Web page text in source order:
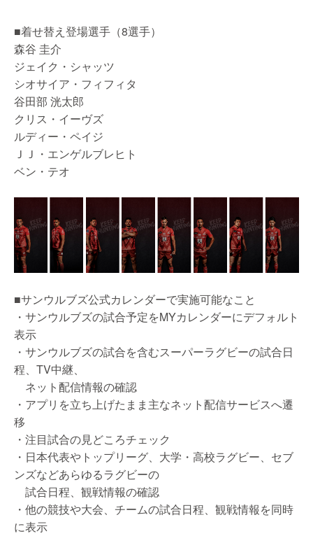
■着せ替え登場選手（8選手）
森谷 圭介
ジェイク・シャッツ
シオサイア・フィフィタ
谷田部 洸太郎
クリス・イーヴズ
ルディー・ペイジ
ＪＪ・エンゲルブレヒト
ベン・テオ
■サンウルブズ公式カレンダーで実施可能なこと
・サンウルブズの試合予定をMYカレンダーにデフォルト
表示
・サンウルブズの試合を含むスーパーラグビーの試合日
程、TV中継、
ネット配信情報の確認
・アプリを立ち上げたまま主なネット配信サービスへ遷
移
・注目試合の見どころチェック
・日本代表やトップリーグ、大学・高校ラグビー、セブ
ンズなどあらゆるラグビーの
試合日程、観戦情報の確認
・他の競技や大会、チームの試合日程、観戦情報を同時
に表示